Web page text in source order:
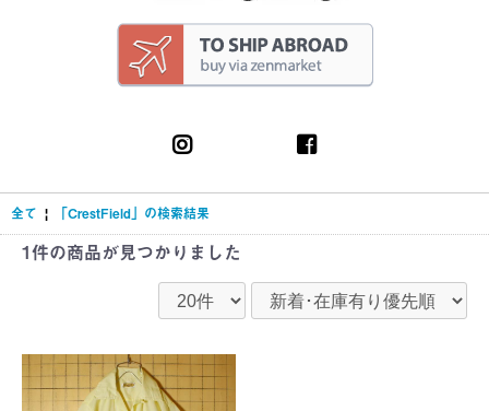
全て | 「CrestField」の検索結果
1件の商品が見つかりました